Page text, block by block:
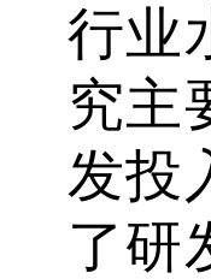
行业
究主
发投
了研